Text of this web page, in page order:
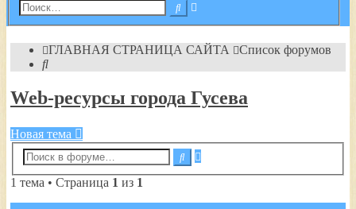
Поиск
ГЛАВНАЯ СТРАНИЦА САЙТА
Список форумов
Поиск
Web-ресурсы города Гусева
Новая тема
Поиск
1 тема • Страница 1 из 1